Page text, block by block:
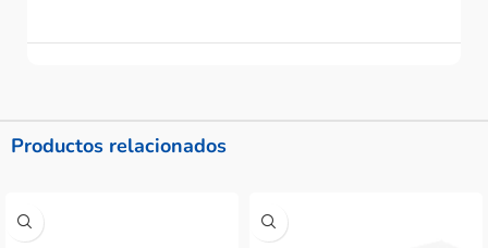
Productos relacionados